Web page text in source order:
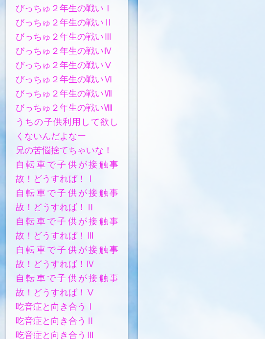
びっちゅ２年生の戦いⅠ
びっちゅ２年生の戦いⅡ
びっちゅ２年生の戦いⅢ
びっちゅ２年生の戦いⅣ
びっちゅ２年生の戦いⅤ
びっちゅ２年生の戦いⅥ
びっちゅ２年生の戦いⅦ
びっちゅ２年生の戦いⅧ
うちの子供利用して欲し
くないんだよなー
兄の苦悩捨てちゃいな！
自転車で子供が接触事
故！どうすれば！Ⅰ
自転車で子供が接触事
故！どうすれば！Ⅱ
自転車で子供が接触事
故！どうすれば！Ⅲ
自転車で子供が接触事
故！どうすれば！Ⅳ
自転車で子供が接触事
故！どうすれば！Ⅴ
吃音症と向き合うⅠ
吃音症と向き合うⅡ
吃音症と向き合うⅢ